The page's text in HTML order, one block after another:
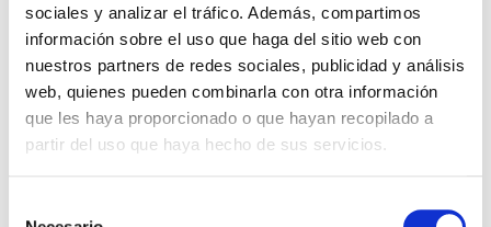
sociales y analizar el tráfico. Además, compartimos
información sobre el uso que haga del sitio web con
nuestros partners de redes sociales, publicidad y análisis
web, quienes pueden combinarla con otra información
que les haya proporcionado o que hayan recopilado a
partir del uso que haya hecho de sus servicios.
RESERVAS MIRAMAR
SEGURO DE VIAJE
INFORMACIÓN ÚTIL